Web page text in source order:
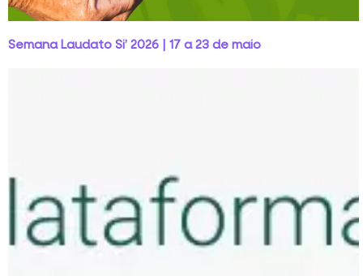
Semana Laudato Si’ 2026 | 17 a 23 de maio